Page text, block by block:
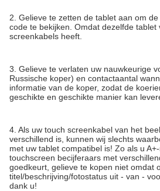
2. Gelieve te zetten de tablet aan om
code te bekijken. Omdat dezelfde tablet
screenkabels heeft.
3. Gelieve te verlaten uw nauwkeurige
Russische koper) en contactaantal
informatie van de koper, zodat de
geschikte en geschikte manier kan
4. Als uw touch screenkabel van het
verschillend is, kunnen wij slechts
met uw tablet compatibel is! Zo als u
touchscreen becijferaars met
goedkeurt, gelieve te kopen niet omdat
titel/beschrijving/fotostatus uit - van -
dank u!